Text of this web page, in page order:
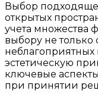
Выбор
открытых
учета множества
выбору не только
эстетическую
ключевые
при принятии